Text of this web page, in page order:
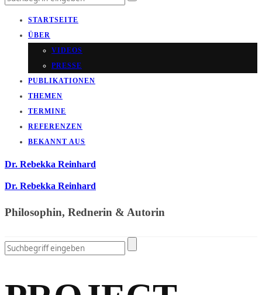
STARTSEITE
ÜBER
VIDEOS
PRESSE
PUBLIKATIONEN
THEMEN
TERMINE
REFERENZEN
BEKANNT AUS
Dr. Rebekka Reinhard
Dr. Rebekka Reinhard
Philosophin, Rednerin & Autorin